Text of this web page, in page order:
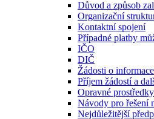
Důvod a způsob
Organizační
Kontaktní spojení
Případné platby
IČO
DIČ
Žádosti o informace
Příjem žádostí a
Opravné prostředky
Návody pro řešení
Nejdůležitější